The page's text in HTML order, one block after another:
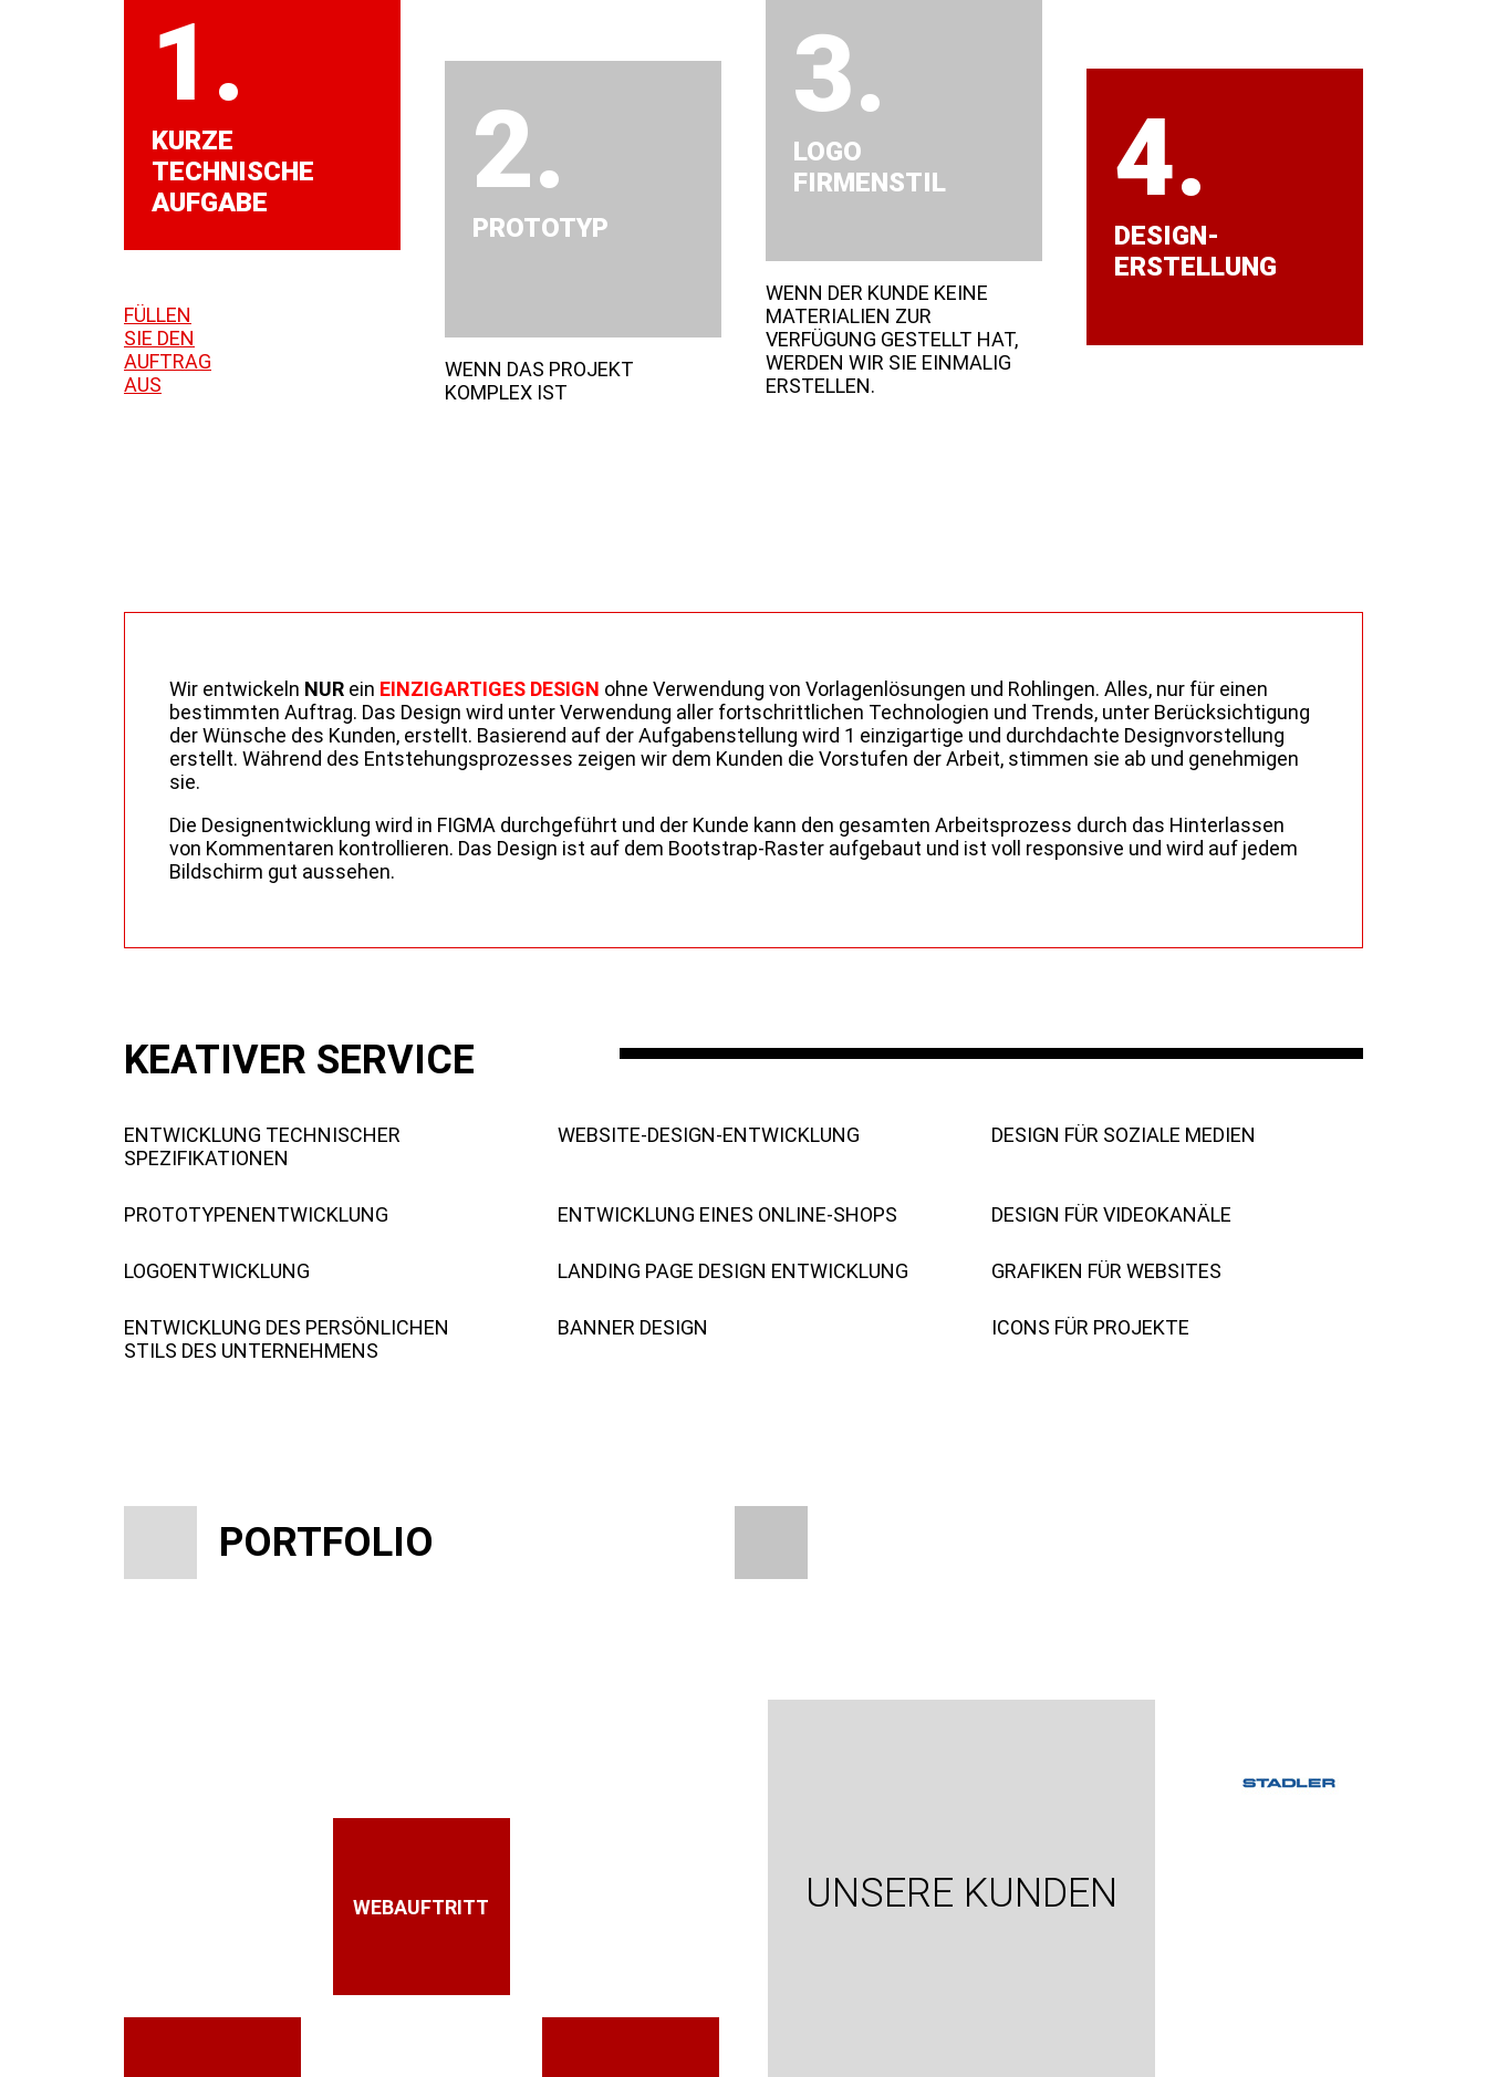
1.
KURZE
TECHNISCHE
AUFGABE
FÜLLEN
SIE DEN
AUFTRAG
AUS
2.
PROTOTYP
WENN DAS PROJEKT
KOMPLEX IST
3.
LOGO
FIRMENSTIL
WENN DER KUNDE KEINE
MATERIALIEN ZUR
VERFÜGUNG GESTELLT HAT,
WERDEN WIR SIE EINMALIG
ERSTELLEN.
4.
DESIGN-
ERSTELLUNG
Wir entwickeln NUR ein EINZIGARTIGES DESIGN ohne Verwendung von Vorlagenlösungen und Rohlingen. Alles, nur für einen
bestimmten Auftrag. Das Design wird unter Verwendung aller fortschrittlichen Technologien und Trends, unter Berücksichtigung
der Wünsche des Kunden, erstellt. Basierend auf der Aufgabenstellung wird 1 einzigartige und durchdachte Designvorstellung
erstellt. Während des Entstehungsprozesses zeigen wir dem Kunden die Vorstufen der Arbeit, stimmen sie ab und genehmigen
sie.
Die Designentwicklung wird in FIGMA durchgeführt und der Kunde kann den gesamten Arbeitsprozess durch das Hinterlassen
von Kommentaren kontrollieren. Das Design ist auf dem Bootstrap-Raster aufgebaut und ist voll responsive und wird auf jedem
Bildschirm gut aussehen.
KEATIVER SERVICE
ENTWICKLUNG TECHNISCHER
SPEZIFIKATIONEN
WEBSITE-DESIGN-ENTWICKLUNG DESIGN FÜR SOZIALE MEDIEN
PROTOTYPENENTWICKLUNG ENTWICKLUNG EINES ONLINE-SHOPS DESIGN FÜR VIDEOKANÄLE
LOGOENTWICKLUNG LANDING PAGE DESIGN ENTWICKLUNG GRAFIKEN FÜR WEBSITES
ENTWICKLUNG DES PERSÖNLICHEN
STILS DES UNTERNEHMENS
BANNER DESIGN ICONS FÜR PROJEKTE
PORTFOLIO
WEBAUFTRITT UNSERE KUNDEN